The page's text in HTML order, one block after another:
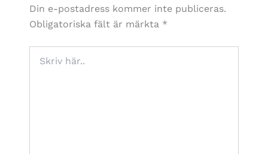
Din e-postadress kommer inte publiceras.
Obligatoriska fält är märkta *
här..